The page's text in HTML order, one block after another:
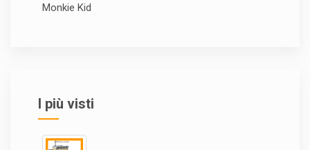
Monkie Kid
I più visti